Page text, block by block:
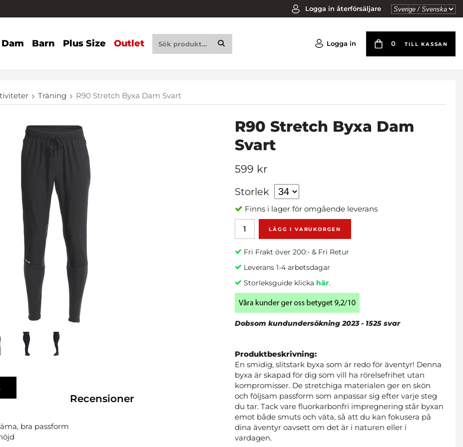
Logga in återförsäljare
Dam Barn Plus Size Outlet Logga in 0 TILL KASSAN
Träning R90 Stretch Byxa Dam Svart
R90 Stretch Byxa Dam
Svart
599 kr
Storlek
Finns i lager för omgående leverans
LÄGG I VARUKORGEN
Fri Frakt över 200:- & Fri Retur
Leverans 1-4 arbetsdagar
Storleksguide klickahär.
Dobsom kundundersökning 2023 - 1525 svar
Produktbeskrivning:
En smidig, slitstark byxa som är redo för äventyr! Denna
byxa är skapad för dig som vill ha rörelsefrihet utan
kompromisser. De stretchiga materialen ger en skön
och följsam passform som anpassar sig efter varje steg
du tar. Tack vare fluorkarbonfri impregnering står byxan
emot både smuts och väta, så att du kan fokusera på
dina äventyr oavsett om det är i naturen eller i
vardagen.
Recensioner
bra passform